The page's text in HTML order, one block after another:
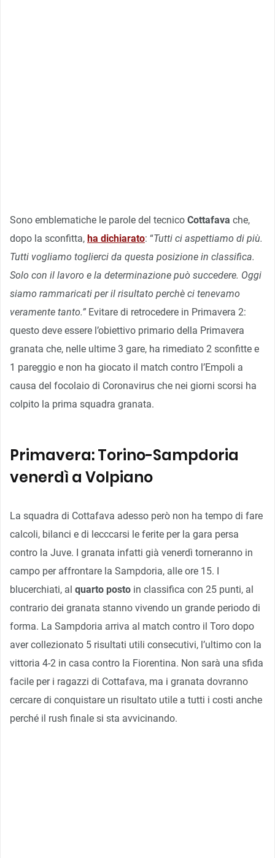
Sono emblematiche le parole del tecnico Cottafava che,
dopo la sconfitta, ha dichiarato: “Tutti ci aspettiamo di più.
Tutti vogliamo toglierci da questa posizione in classifica.
Solo con il lavoro e la determinazione può succedere. Oggi
siamo rammaricati per il risultato perchè ci tenevamo
veramente tanto.” Evitare di retrocedere in Primavera 2:
questo deve essere l’obiettivo primario della Primavera
granata che, nelle ultime 3 gare, ha rimediato 2 sconfitte e
1 pareggio e non ha giocato il match contro l’Empoli a
causa del focolaio di Coronavirus che nei giorni scorsi ha
colpito la prima squadra granata.
Primavera: Torino-Sampdoria
venerdì a Volpiano
La squadra di Cottafava adesso però non ha tempo di fare
calcoli, bilanci e di lecccarsi le ferite per la gara persa
contro la Juve. I granata infatti già venerdì torneranno in
campo per affrontare la Sampdoria, alle ore 15. I
blucerchiati, al quarto posto in classifica con 25 punti, al
contrario dei granata stanno vivendo un grande periodo di
forma. La Sampdoria arriva al match contro il Toro dopo
aver collezionato 5 risultati utili consecutivi, l’ultimo con la
vittoria 4-2 in casa contro la Fiorentina. Non sarà una sfida
facile per i ragazzi di Cottafava, ma i granata dovranno
cercare di conquistare un risultato utile a tutti i costi anche
perché il rush finale si sta avvicinando.